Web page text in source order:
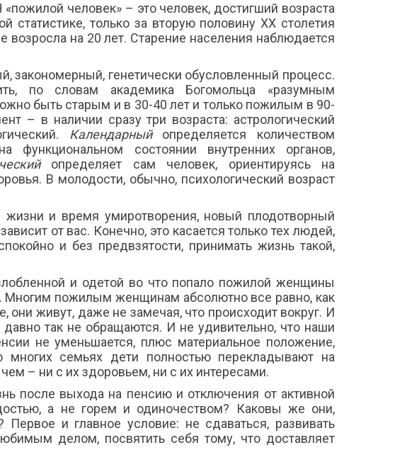
человек» – это человек, достигший возраста
только за вторую половину XX столетия
на 20 лет. Старение населения наблюдается
закономерный, генетически обусловленный процесс.
по словам академика Богомольца «разумным
быть старым и в 30-40 лет и только пожилым в 90-
– в наличии сразу три возраста: астрологический
Календарный определяется количеством
функциональном состоянии внутренних органов,
определяет сам человек, ориентируясь на
В молодости, обычно, психологический возраст
и время умиротворения, новый плодотворный
от вас. Конечно, это касается только тех людей,
и без предвзятости, принимать жизнь такой,
и одетой во что попало пожилой женщины
Многим пожилым женщинам абсолютно все равно, как
живут, даже не замечая, что происходит вокруг. И
давно так не обращаются. И не удивительно, что наши
не уменьшается, плюс материальное положение,
семьях дети полностью перекладывают на
– ни с их здоровьем, ни с их интересами.
после выхода на пенсию и отключения от активной
а не горем и одиночеством? Каковы же они,
Первое и главное условие: не сдаваться, развивать
делом, посвятить себя тому, что доставляет